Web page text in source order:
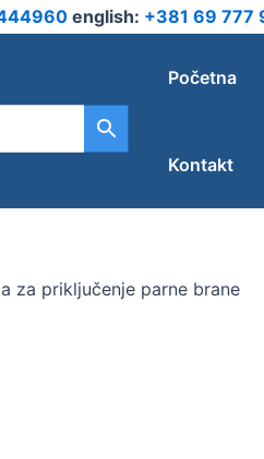
english: +381 69 777
Početna
Kontakt
za priključenje parne brane